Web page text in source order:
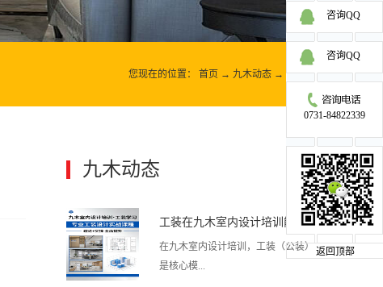
您现在的位置： 首页 → 九木动态 → 九木动态
九木动态 更多>>
工装在九木室内设计培训能学到东西吗?
在九木室内设计培训，工装（公装）
是核心模...
咨询QQ
咨询QQ
0731-84822339
返回顶部